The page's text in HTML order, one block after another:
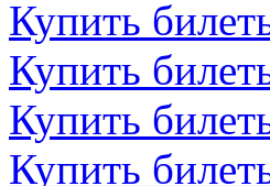
Купить
Купить
Купить
Купить